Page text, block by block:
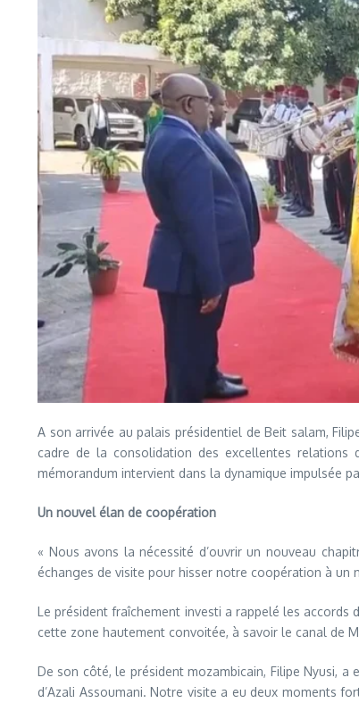
A son arrivée au palais présidentiel de Beit salam,
cadre de la consolidation des excellentes relations
mémorandum intervient dans la dynamique impulsée
Un nouvel élan de coopération
« Nous avons la nécessité d’ouvrir un nouveau
échanges de visite pour hisser notre coopération à un
Le président fraîchement investi a rappelé les
cette zone hautement convoitée, à savoir le canal de
De son côté, le président mozambicain, Filipe Nyusi,
d’Azali Assoumani. Notre visite a eu deux moments